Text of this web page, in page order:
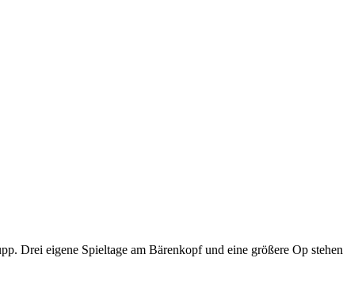
Drei eigene Spieltage am Bärenkopf und eine größere Op stehen